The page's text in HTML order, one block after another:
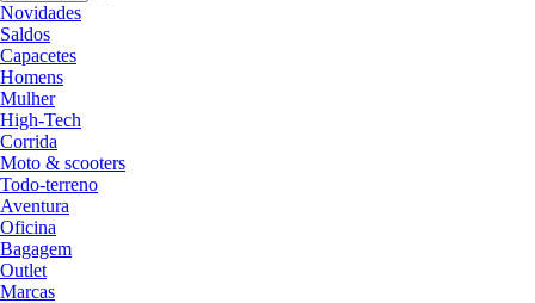
Novidades
Saldos
Capacetes
Homens
Mulher
High-Tech
Corrida
Moto & scooters
Todo-terreno
Aventura
Oficina
Bagagem
Outlet
Marcas